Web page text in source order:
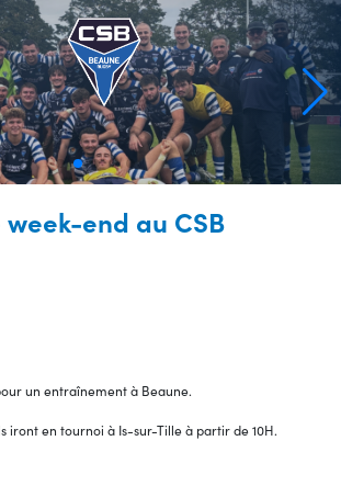
week-end au CSB
un entraînement à Beaune.
iront en tournoi à Is-sur-Tille à partir de 10H.